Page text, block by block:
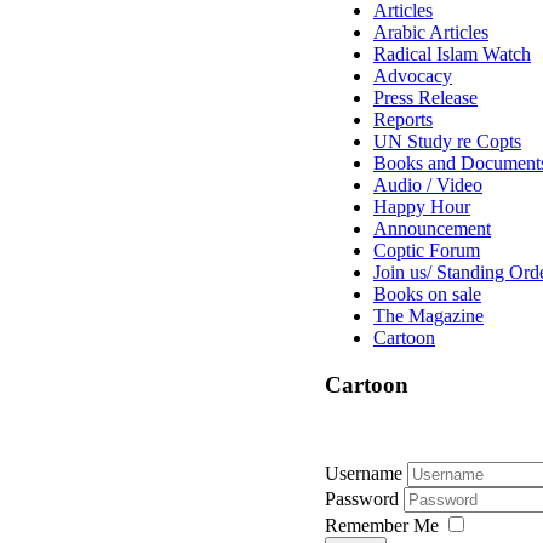
Articles
Arabic Articles
Radical Islam Watch
Advocacy
Press Release
Reports
UN Study re Copts
Books and
Audio / Video
Happy Hour
Announcement
Coptic Forum
Join us/ Standing
Books on sale
The Magazine
Cartoon
Cartoon
Username
Password
Remember Me